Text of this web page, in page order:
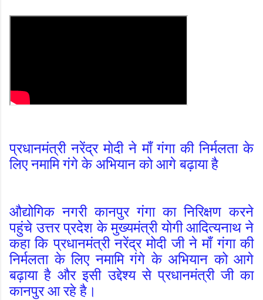
प्रधानमंत्री नरेंद्र मोदी ने माँ गंगा की निर्मलता के
लिए नमामि गंगे के अभियान को आगे बढ़ाया है
औद्योगिक नगरी कानपुर गंगा का निरिक्षण करने
पहुंचे उत्तर प्रदेश के मुख्यमंत्री योगी आदित्यनाथ ने
कहा कि प्रधानमंत्री नरेंद्र मोदी जी ने माँ गंगा की
निर्मलता के लिए नमामि गंगे के अभियान को आगे
बढ़ाया हैऔर इसी उद्देश्य से प्रधानमंत्री जी का
कानपुर आ रहे है।